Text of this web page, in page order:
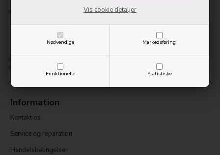
Nødvendige Markedsføring
Funktionelle Statistiske
Vis cookie detaljer
Åbningstider
Mandag
09:00-17:00
09:00-17:00
09:00-17:00
10:00-14:00
Lukket
Information
Kontakt os
Service og reparation
Handelsbetingelser